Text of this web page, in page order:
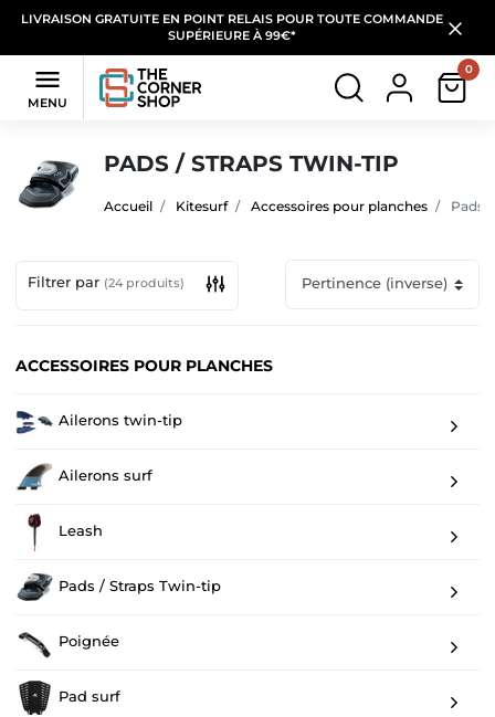
LIVRAISON GRATUITE EN POINT RELAIS POUR TOUTE COMMANDE
SUPÉRIEURE À 99€*

MENU
0
PADS / STRAPS TWIN-TIP
Accueil Kitesurf Accessoires pour planches Pads
Filtrer par (24 produits)
ACCESSOIRES POUR PLANCHES
Ailerons twin-tip
Ailerons surf
Leash
Pads / Straps Twin-tip
Poignée
Pad surf